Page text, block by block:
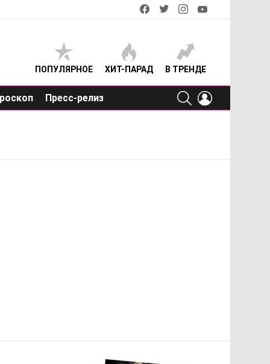
facebooktwitterinstagram
ПОПУЛЯРНОЕ ХИТ-ПАРАД В ТРЕНДЕ
Пресс-релиз
SEARCH